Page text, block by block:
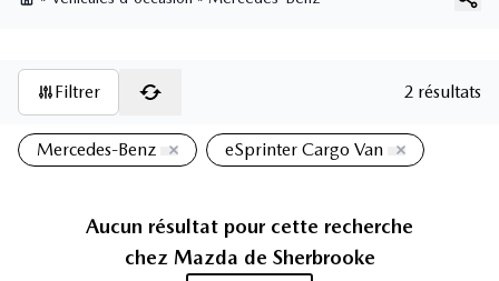
Filtrer 2 résultats
Mercedes-Benz eSprinter Cargo Van
Aucun résultat pour cette recherche
chez Mazda de Sherbrooke